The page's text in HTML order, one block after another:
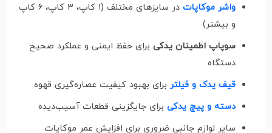
واشر موکاپات
در سایزهای مختلف (۱ کاپ، ۳ کاپ، ۶ کاپ
و بیشتر)
سوپاپ اطمینان یدکی برای حفظ ایمنی و عملکرد صحیح
دستگاه
قیف یدک و فیلتر برای بهبود کیفیت عصاره‌گیری قهوه
دسته و پیچ یدکی برای جایگزینی قطعات آسیب‌دیده
سایر لوازم جانبی ضروری برای افزایش عمر موکاپات